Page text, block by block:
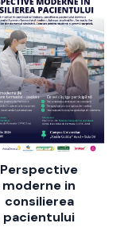
Perspective
moderne in
consilierea
pacientului